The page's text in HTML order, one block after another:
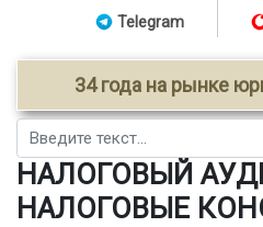
Telegram
34 года на рынке
Поиск
НАЛОГОВЫЙ
НАЛОГОВЫЕ